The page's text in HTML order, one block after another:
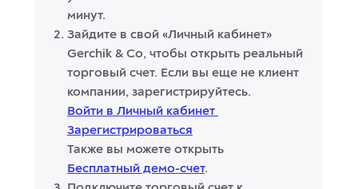
минут.
Зайдите в свой «Личный кабинет»
Gerchik & Co, чтобы открыть реальный
торговый счет. Если вы еще не клиент
компании, зарегистрируйтесь.
Войти в Личный кабинет
Зарегистрироваться
Также вы можете открыть
Бесплатный демо-счет.